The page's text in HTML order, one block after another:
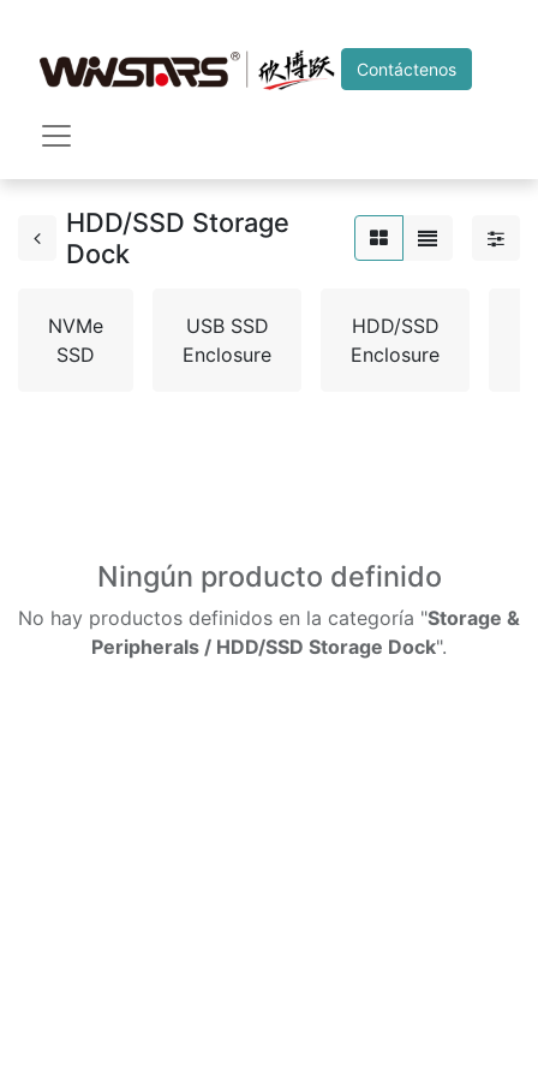
Contáctenos
HDD/SSD Storage
Dock
NVMe
SSD
USB SSD
Enclosure
HDD/SSD
Enclosure
Ningún producto definido
No hay productos definidos en la categoría "Storage &
Peripherals / HDD/SSD Storage Dock".